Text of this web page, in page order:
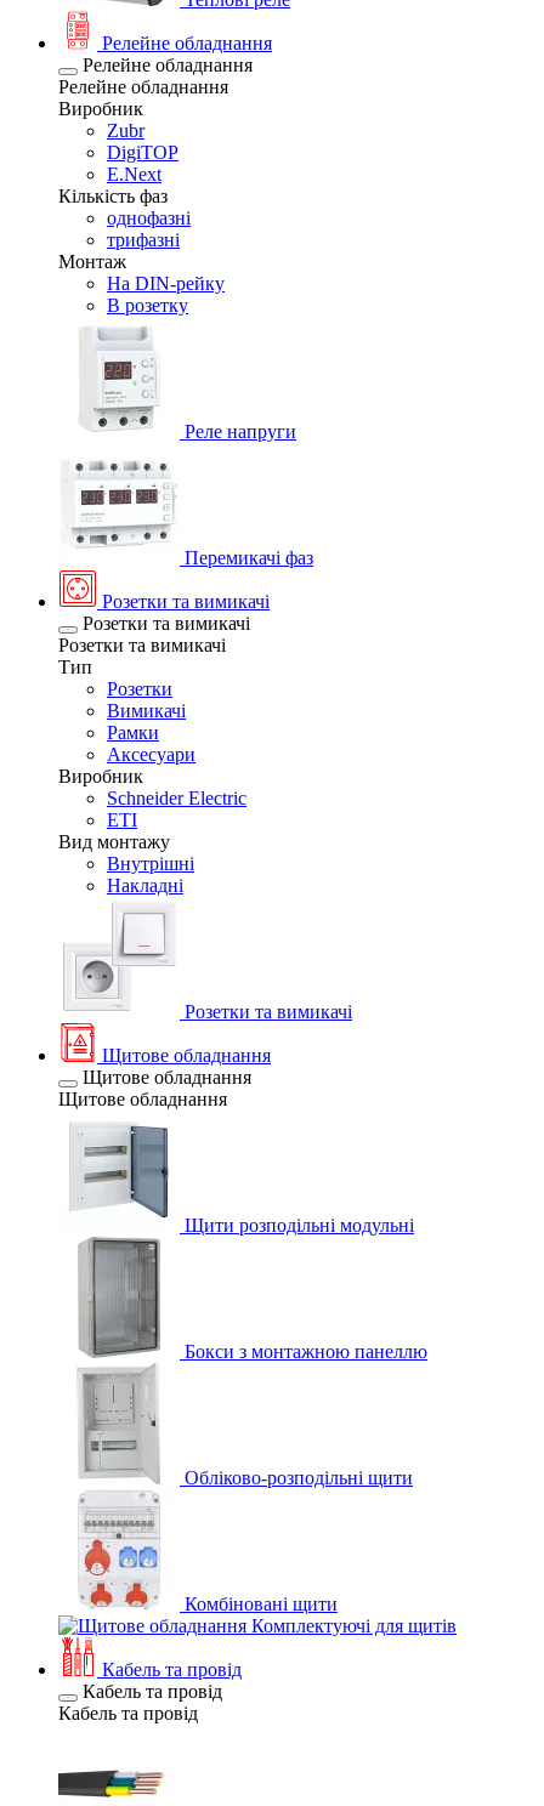
Релейне обладнання
Релейне обладнання
Релейне обладнання
Виробник
Zubr
DigiTOP
E.Next
Кількість фаз
однофазні
трифазні
Монтаж
На DIN-рейку
В розетку
Реле напруги
Перемикачі фаз
Розетки та вимикачі
Розетки та вимикачі
Розетки та вимикачі
Тип
Розетки
Вимикачі
Рамки
Аксесуари
Виробник
Schneider Electric
ETI
Вид монтажу
Внутрішні
Накладні
Розетки та вимикачі
Щитове обладнання
Щитове обладнання
Щитове обладнання
Щити розподільні модульні
Бокси з монтажною панеллю
Обліково-розподільні щити
Комбіновані щити
Комплектуючі для щитів
Кабель та провід
Кабель та провід
Кабель та провід